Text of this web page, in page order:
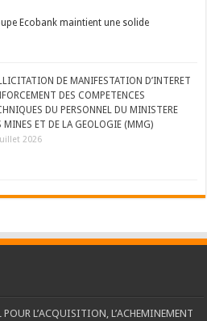
Ecobank maintient une solide
DE MANIFESTATION D’INTERET
DES COMPETENCES
DU PERSONNEL DU MINISTERE
MINES ET DE LA GEOLOGIE (MMG)
2026
POUR L’ACQUISITION, L’ACHEMINEMENT